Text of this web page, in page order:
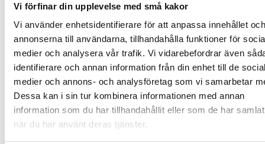
Vi förfinar din upplevelse med små kakor
Vi använder enhetsidentifierare för att anpassa innehållet och
annonserna till användarna, tillhandahålla funktioner för
medier och analysera vår trafik. Vi vidarebefordrar även
identifierare och annan information från din enhet till de
medier och annons- och analysföretag som vi samarbetar
Dessa kan i sin tur kombinera informationen med annan
information som du har tillhandahållit eller som de har
när du har använt deras tjänster.
Produktkategorier
ATV
ATV-Tillbehör
ATV-Redskap
ATV-Klippare
ATV-vagnar
Delar/Tillbehör
Lastramper
Sandspridare